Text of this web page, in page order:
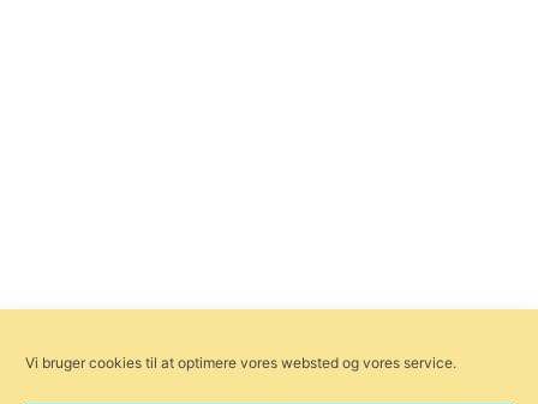
Vi bruger cookies til at optimere vores websted og vores service.